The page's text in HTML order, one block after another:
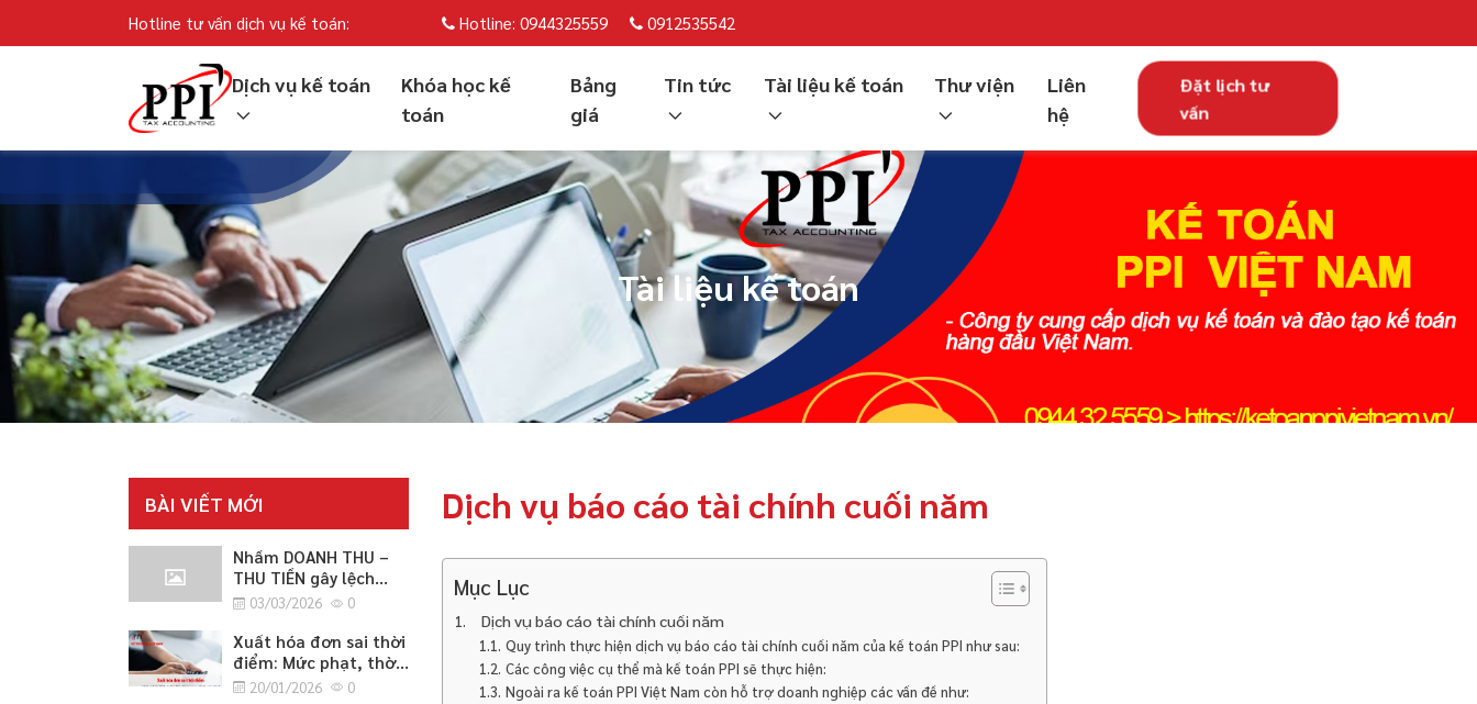
Hotline tư vấn dịch vụ kế toán: Hotline: 0944325559 0912535542
Dịch vụ kế toán
Khóa học kế
toán
Bảng
giá
Tin tức Tài liệu kế toán Thư viện
Liên
hệ
Đặt lịch tư
vấn
Tài liệu kế toán
BÀI VIẾT MỚI
Nhầm DOANH THU –
THU TIỀN gây lệch
CÔNG NỢ 2026
03/03/2026 0
Xuất hóa đơn sai thời
điểm: Mức phạt, thời
điểm lập đúng quy
20/01/2026 0
Dịch vụ báo cáo tài chính cuối năm
Mục Lục
Dịch vụ báo cáo tài chính cuối năm
Quy trình thực hiện dịch vụ báo cáo tài chính cuối năm của kế toán PPI như sau:
Các công việc cụ thể mà kế toán PPI sẽ thực hiện:
Ngoài ra kế toán PPI Việt Nam còn hỗ trợ doanh nghiệp các vấn đề như: